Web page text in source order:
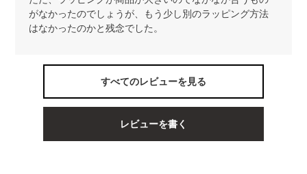
がなかったのでしょうが、もう少し別のラッピング方法
はなかったのかと残念でした。
すべてのレビューを見る
レビューを書く